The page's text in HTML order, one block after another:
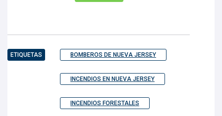
ETIQUETAS BOMBEROS DE NUEVA JERSEY
INCENDIOS EN NUEVA JERSEY
INCENDIOS FORESTALES